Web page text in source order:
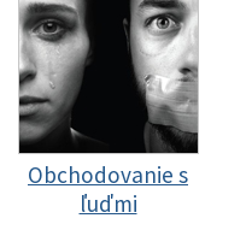
Obchodovanie s
ľuďmi